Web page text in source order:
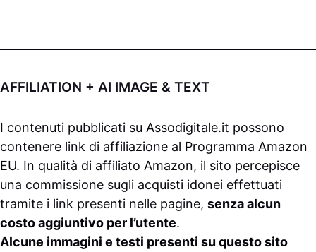
AFFILIATION + AI IMAGE & TEXT
I contenuti pubblicati su Assodigitale.it possono
contenere link di affiliazione al Programma Amazon
EU. In qualità di affiliato Amazon, il sito percepisce
una commissione sugli acquisti idonei effettuati
tramite i link presenti nelle pagine, senza alcun
costo aggiuntivo per l’utente.
Alcune immagini e testi presenti su questo sito